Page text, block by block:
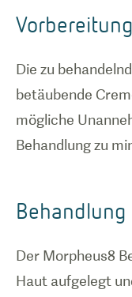
Vorbereitung
Die zu
betäubende
mögliche
Behandlung zu
Behandlung
Der Morpheus8
Haut aufgelegt